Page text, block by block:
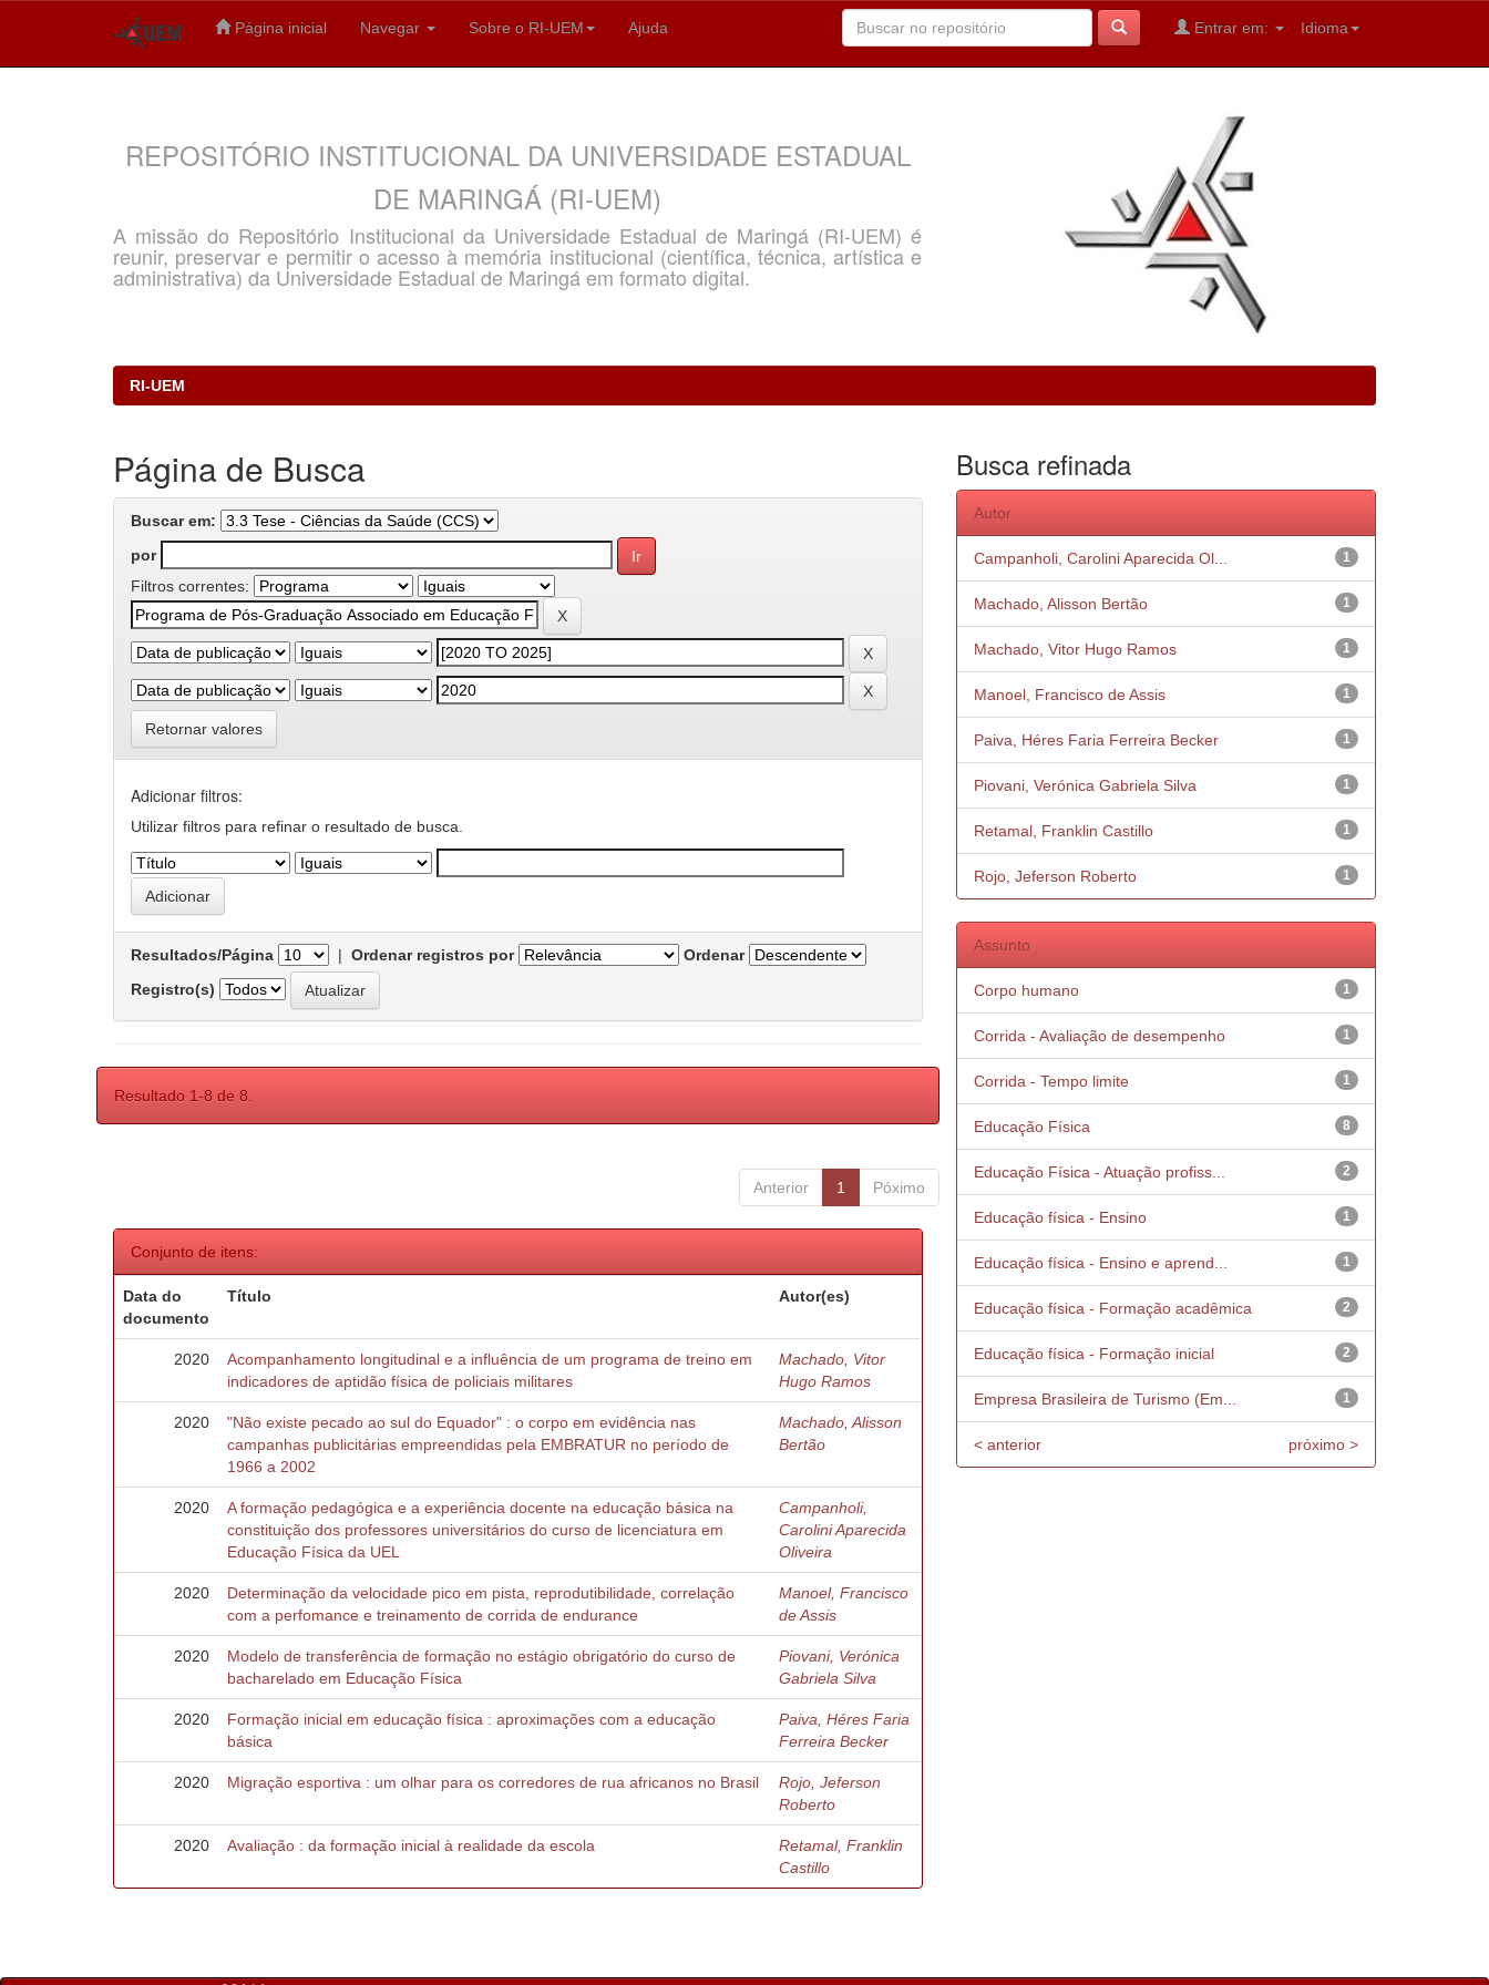
Página inicial Navegar Sobre o RI-UEM Ajuda Idioma
Entrar em:
REPOSITÓRIO INSTITUCIONAL DA UNIVERSIDADE ESTADUAL
DE MARINGÁ (RI-UEM)
A missão do Repositório Institucional da Universidade Estadual de Maringá (RI-UEM) é
reunir, preservar e permitir o acesso à memória institucional (científica, técnica, artística e
administrativa) da Universidade Estadual de Maringá em formato digital.
RI-UEM
Página de Busca
Buscar em:
por
Filtros correntes:
Retornar valores
Adicionar filtros:
Utilizar filtros para refinar o resultado de busca.
Resultados/Página | Ordenar registros por
Ordenar
Registro(s)
Resultado 1-8 de 8.
Anterior 1 Póximo
Conjunto de itens:
Data do
documento
Título Autor(es)
2020
Acompanhamento longitudinal e a influência de um programa de treino em
indicadores de aptidão física de policiais militares
Machado, Vitor
Hugo Ramos
2020
"Não existe pecado ao sul do Equador" : o corpo em evidência nas
campanhas publicitárias empreendidas pela EMBRATUR no período de
1966 a 2002
Machado, Alisson
Bertão
2020
A formação pedagógica e a experiência docente na educação básica na
constituição dos professores universitários do curso de licenciatura em
Educação Física da UEL
Campanholi,
Carolini Aparecida
Oliveira
2020
Determinação da velocidade pico em pista, reprodutibilidade, correlação
com a perfomance e treinamento de corrida de endurance
Manoel, Francisco
de Assis
2020
Modelo de transferência de formação no estágio obrigatório do curso de
bacharelado em Educação Física
Piovani, Verónica
Gabriela Silva
2020
Formação inicial em educação física : aproximações com a educação
básica
Paiva, Héres Faria
Ferreira Becker
2020 Migração esportiva : um olhar para os corredores de rua africanos no Brasil
Rojo, Jeferson
Roberto
2020 Avaliação : da formação inicial à realidade da escola
Retamal, Franklin
Castillo
Busca refinada
Autor
1
Campanholi, Carolini Aparecida Ol...
1
Machado, Alisson Bertão
1
Machado, Vitor Hugo Ramos
1
Manoel, Francisco de Assis
1
Paiva, Héres Faria Ferreira Becker
1
Piovani, Verónica Gabriela Silva
1
Retamal, Franklin Castillo
1
Rojo, Jeferson Roberto
Assunto
1
Corpo humano
1
Corrida - Avaliação de desempenho
1
Corrida - Tempo limite
8
Educação Física
2
Educação Física - Atuação profiss...
1
Educação física - Ensino
1
Educação física - Ensino e aprend...
2
Educação física - Formação acadêmica
2
Educação física - Formação inicial
1
Empresa Brasileira de Turismo (Em...
< anterior próximo >